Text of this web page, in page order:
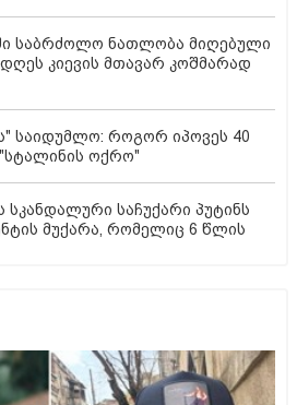
საბრძოლო ნათლობა მიღებული
კიევის მთავარ კოშმარად
საიდუმლო: როგორ იპოვეს 40
ოქრო"
საჩუქარი პუტინს
მუქარა, რომელიც 6 წლის